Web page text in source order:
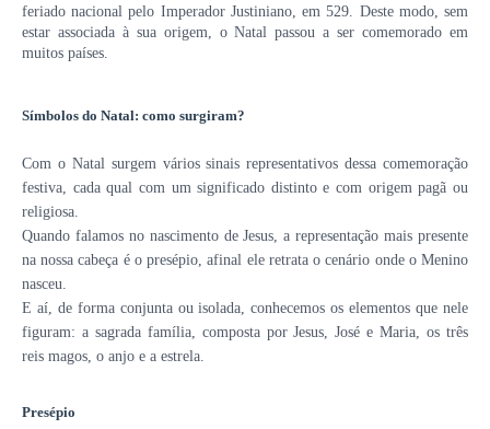
feriado nacional pelo Imperador Justiniano, em 529. Deste modo, sem
estar associada à sua origem, o Natal passou a ser comemorado em
muitos países.
Símbolos do Natal: como surgiram?
Com o Natal surgem vários sinais representativos dessa comemoração
festiva, cada qual com um significado distinto e com origem pagã ou
religiosa.
Quando falamos no nascimento de Jesus, a representação mais presente
na nossa cabeça é o presépio, afinal ele retrata o cenário onde o Menino
nasceu.
E aí, de forma conjunta ou isolada, conhecemos os elementos que nele
figuram: a sagrada família, composta por Jesus, José e Maria, os três
reis magos, o anjo e a estrela.
Presépio